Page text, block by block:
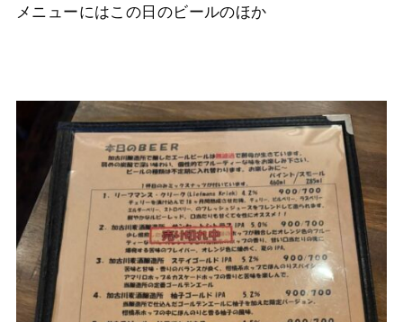
メニューにはこの日のビールのほか